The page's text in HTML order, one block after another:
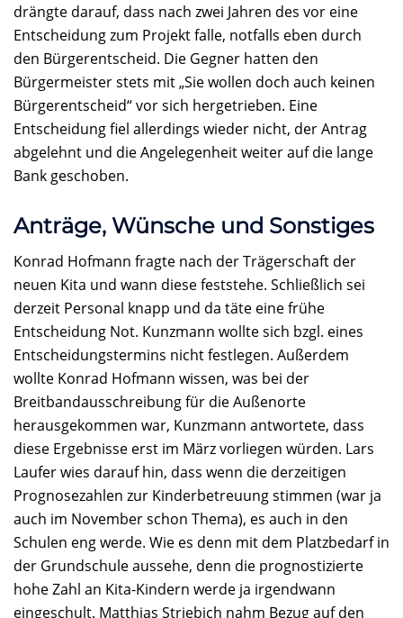
drängte darauf, dass nach zwei Jahren des vor eine
Entscheidung zum Projekt falle, notfalls eben durch
den Bürgerentscheid. Die Gegner hatten den
Bürgermeister stets mit „Sie wollen doch auch keinen
Bürgerentscheid“ vor sich hergetrieben. Eine
Entscheidung fiel allerdings wieder nicht, der Antrag
abgelehnt und die Angelegenheit weiter auf die lange
Bank geschoben.
Anträge, Wünsche und Sonstiges
Konrad Hofmann fragte nach der Trägerschaft der
neuen Kita und wann diese feststehe. Schließlich sei
derzeit Personal knapp und da täte eine frühe
Entscheidung Not. Kunzmann wollte sich bzgl. eines
Entscheidungstermins nicht festlegen. Außerdem
wollte Konrad Hofmann wissen, was bei der
Breitbandausschreibung für die Außenorte
herausgekommen war, Kunzmann antwortete, dass
diese Ergebnisse erst im März vorliegen würden. Lars
Laufer wies darauf hin, dass wenn die derzeitigen
Prognosezahlen zur Kinderbetreuung stimmen (war ja
auch im November schon Thema), es auch in den
Schulen eng werde. Wie es denn mit dem Platzbedarf in
der Grundschule aussehe, denn die prognostizierte
hohe Zahl an Kita-Kindern werde ja irgendwann
eingeschult. Matthias Striebich nahm Bezug auf den